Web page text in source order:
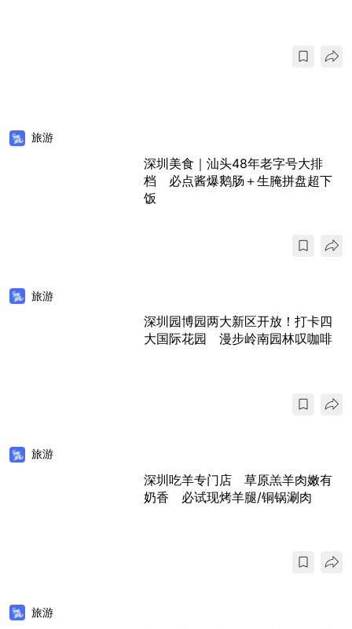
旅游
深圳美食｜汕头48年老字号大排
档 必点酱爆鹅肠＋生腌拼盘超下
饭
旅游
深圳园博园两大新区开放！打卡四
大国际花园 漫步岭南园林叹咖啡
旅游
深圳吃羊专门店 草原羔羊肉嫩有
奶香 必试现烤羊腿/铜锅涮肉
旅游